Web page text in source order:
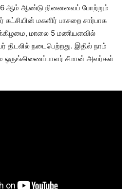
6 ஆம் ஆண்டு நினைவைப் போற்றும்
கட்சியின் மகளிர் பாசறை சார்பாக
மாலை 5 மணியளவில்
திடலில் நடைபெற்றது. இதில் நாம்
ஒருங்கிணைப்பாளர் சீமான் அவர்கள்